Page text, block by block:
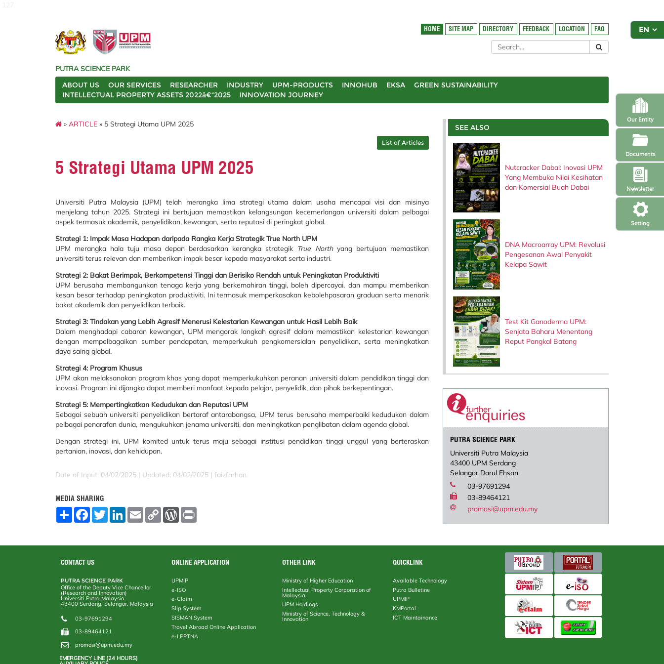
Setting
Newsletter
Our Entity
Documents
HOME SITE MAP DIRECTORY FEEDBACK LOCATION FAQ
PUTRA SCIENCE PARK
ABOUT US
OUR SERVICES RESEARCHER INDUSTRY UPM-PRODUCTS INNOHUB EKSA
GREEN SUSTAINABILITY
INTELLECTUAL PROPERTY ASSETS 2022â€“2025
INNOVATION JOURNEY
» ARTICLE » 5 Strategi Utama UPM 2025
List of Articles
5 Strategi Utama UPM 2025
Universiti Putra Malaysia (UPM) telah merangka lima strategi utama dalam usaha mencapai visi dan misinya
menjelang tahun 2025. Strategi ini bertujuan memastikan kelangsungan kecemerlangan universiti dalam pelbagai
aspek termasuk akademik, penyelidikan, kewangan, serta reputasi di peringkat global.
Strategi 1: Impak Masa Hadapan daripada Rangka Kerja Strategik True North UPM
UPM merangka hala tuju masa depan berdasarkan kerangka strategik True Northyang bertujuan memastikan
universiti terus relevan dan memberikan impak besar kepada masyarakat serta industri.
Strategi 2: Bakat Berimpak, Berkompetensi Tinggi dan Berisiko Rendah untuk Peningkatan Produktiviti
UPM berusaha membangunkan tenaga kerja yang berkemahiran tinggi, boleh dipercayai, dan mampu memberikan
kesan besar terhadap peningkatan produktiviti. Ini termasuk memperkasakan kebolehpasaran graduan serta menarik
bakat akademik dan penyelidikan terbaik.
Strategi 3: Tindakan yang Lebih Agresif Menerusi Kelestarian Kewangan untuk Hasil Lebih Baik
Dalam menghadapi cabaran kewangan, UPM mengorak langkah agresif dalam memastikan kelestarian kewangan
dengan mempelbagaikan sumber pendapatan, memperkukuh pengkomersialan penyelidikan, serta meningkatkan
daya saing global.
Strategi 4: Program Khusus
UPM akan melaksanakan program khas yang dapat memperkukuhkan peranan universiti dalam pendidikan tinggi dan
inovasi. Program ini dijangka dapat memberi manfaat kepada pelajar, penyelidik, dan pihak berkepentingan.
Strategi 5: Mempertingkatkan Kedudukan dan Reputasi UPM
Sebagai sebuah universiti penyelidikan bertaraf antarabangsa, UPM terus berusaha memperbaiki kedudukan dalam
pelbagai penarafan dunia, mengukuhkan jenama universiti, dan meningkatkan penglibatan dalam agenda global.
Dengan strategi ini, UPM komited untuk terus maju sebagai institusi pendidikan tinggi unggul yang berteraskan
pertanian, inovasi, dan kehidupan.
Date of Input: 04/02/2025 | Updated: 04/02/2025 | faizfarhan
MEDIA SHARING
S
F
o
k
T
w
L
E
m
C
W
e
s
SEE ALSO
Nutcracker Dabai: Inovasi UPM
Yang Membuka Nilai Kesihatan
dan Komersial Buah Dabai
DNA Macroarray UPM: Revolusi
Pengesanan Awal Penyakit
Kelapa Sawit
Test Kit Ganoderma UPM:
Senjata Baharu Menentang
Reput Pangkal Batang
PUTRA SCIENCE PARK
Universiti Putra Malaysia
43400 UPM Serdang
Selangor Darul Ehsan
03-97691294
03-89464121
promosi@upm.edu.my
CONTACT US
PUTRA SCIENCE PARK
Office of the Deputy Vice Chancellor
(Research and Innovation)
Universiti Putra Malaysia
43400 Serdang, Selangor, Malaysia
03-97691294
03-89464121
promosi@upm.edu.my
EMERGENCY LINE (24 HOURS)
ONLINE APPLICATION
UPMIP
e-ISO
e-Claim
Slip System
SISMAN System
Travel Abroad Online Application
e-LPPTNA
OTHER LINK
Ministry of Higher Education
Intellectual Property Corporation of
Malaysia
UPM Holdings
Ministry of Science, Technology &
Innovation
QUICKLINK
Available Technology
Putra Bulletine
UPMIP
KMPortal
ICT Maintainance